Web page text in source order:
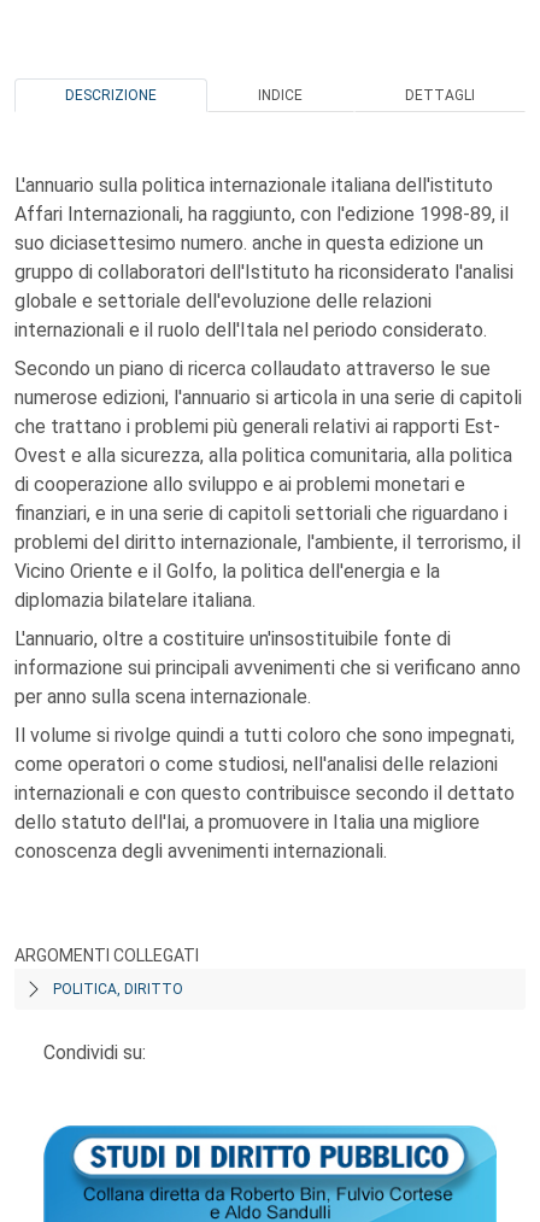
DESCRIZIONE INDICE DETTAGLI
L'annuario sulla politica internazionale italiana dell'istituto
Affari Internazionali, ha raggiunto, con l'edizione 1998-89, il
suo diciasettesimo numero. anche in questa edizione un
gruppo di collaboratori dell'Istituto ha riconsiderato l'analisi
globale e settoriale dell'evoluzione delle relazioni
internazionali e il ruolo dell'Itala nel periodo considerato.
Secondo un piano di ricerca collaudato attraverso le sue
numerose edizioni, l'annuario si articola in una serie di capitoli
che trattano i problemi più generali relativi ai rapporti Est-
Ovest e alla sicurezza, alla politica comunitaria, alla politica
di cooperazione allo sviluppo e ai problemi monetari e
finanziari, e in una serie di capitoli settoriali che riguardano i
problemi del diritto internazionale, l'ambiente, il terrorismo, il
Vicino Oriente e il Golfo, la politica dell'energia e la
diplomazia bilatelare italiana.
L'annuario, oltre a costituire un'insostituibile fonte di
informazione sui principali avvenimenti che si verificano anno
per anno sulla scena internazionale.
Il volume si rivolge quindi a tutti coloro che sono impegnati,
come operatori o come studiosi, nell'analisi delle relazioni
internazionali e con questo contribuisce secondo il dettato
dello statuto dell'Iai, a promuovere in Italia una migliore
conoscenza degli avvenimenti internazionali.
ARGOMENTI COLLEGATI
POLITICA, DIRITTO
Condividi su: